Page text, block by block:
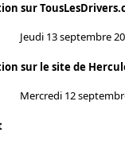
sur
Jeudi 13 septembre
sur le site de
Mercredi 12